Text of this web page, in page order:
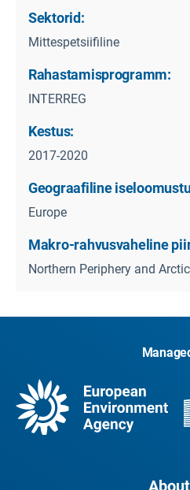
Sektorid:
Mittespetsiifiline
Rahastamisprogramm:
INTERREG
Kestus:
2017-2020
Geograafiline
Europe
Makro-rahvusvaheline
Northern Periphery and Arctic